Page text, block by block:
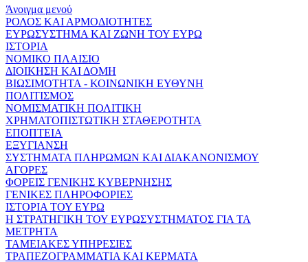
Άνοιγμα μενού
ΡΟΛΟΣ ΚΑΙ ΑΡΜΟΔΙΟΤΗΤΕΣ
ΕΥΡΩΣΥΣΤΗΜΑ ΚΑΙ ΖΩΝΗ ΤΟΥ ΕΥΡΩ
ΙΣΤΟΡΙΑ
ΝΟΜΙΚΟ ΠΛΑΙΣΙΟ
ΔΙΟΙΚΗΣΗ ΚΑΙ ΔΟΜΗ
ΒΙΩΣΙΜΟΤΗΤΑ - ΚΟΙΝΩΝΙΚΗ ΕΥΘΥΝΗ
ΠΟΛΙΤΙΣΜΟΣ
ΝΟΜΙΣΜΑΤΙΚΗ ΠΟΛΙΤΙΚΗ
ΧΡΗΜΑΤΟΠΙΣΤΩΤΙΚΗ ΣΤΑΘΕΡΟΤΗΤΑ
ΕΠΟΠΤΕΙΑ
ΕΞΥΓΙΑΝΣΗ
ΣΥΣΤΗΜΑΤΑ ΠΛΗΡΩΜΩΝ ΚΑΙ ΔΙΑΚΑΝΟΝΙΣΜΟΥ
ΑΓΟΡΕΣ
ΦΟΡΕΙΣ ΓΕΝΙΚΗΣ ΚΥΒΕΡΝΗΣΗΣ
ΓΕΝΙΚΕΣ ΠΛΗΡΟΦΟΡΙΕΣ
ΙΣΤΟΡΙΑ ΤΟΥ ΕΥΡΩ
Η ΣΤΡΑΤΗΓΙΚΗ ΤΟΥ ΕΥΡΩΣΥΣΤΗΜΑΤΟΣ ΓΙΑ ΤΑ
ΜΕΤΡΗΤΑ
ΤΑΜΕΙΑΚΕΣ ΥΠΗΡΕΣΙΕΣ
ΤΡΑΠΕΖΟΓΡΑΜΜΑΤΙΑ ΚΑΙ ΚΕΡΜΑΤΑ